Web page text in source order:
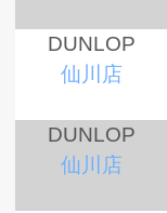
DUNLOP
仙川店
DUNLOP
仙川店